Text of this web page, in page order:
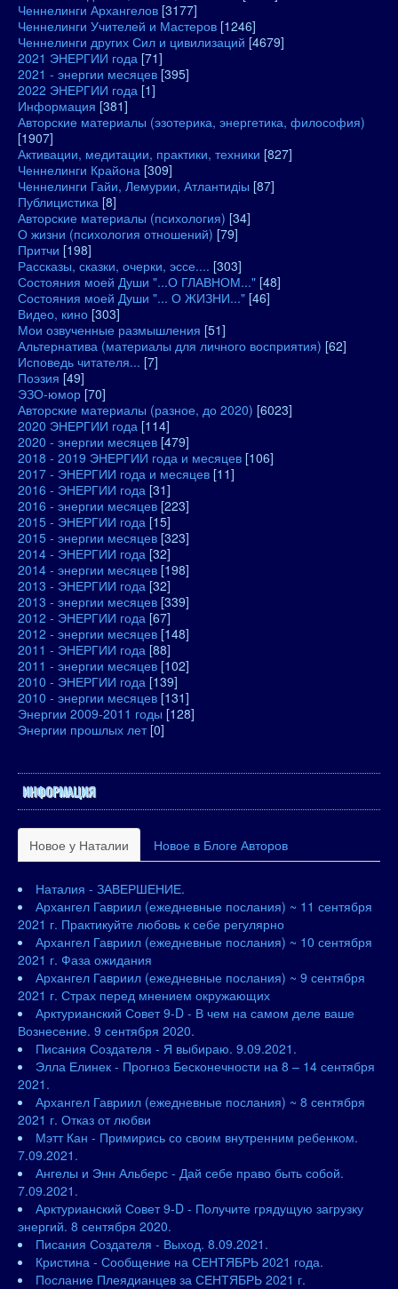
Ченнелинги Архангелов [3177]
Ченнелинги Учителей и Мастеров [1246]
Ченнелинги других Сил и цивилизаций [4679]
2021 ЭНЕРГИИ года [71]
2021 - энергии месяцев [395]
2022 ЭНЕРГИИ года [1]
Информация [381]
Авторские материалы (эзотерика, энергетика, философия)
[1907]
Активации, медитации, практики, техники [827]
Ченнелинги Крайона [309]
Ченнелинги Гайи, Лемурии, Атлантидіы [87]
Публицистика [8]
Авторские материалы (психология) [34]
О жизни (психология отношений) [79]
Притчи [198]
Рассказы, сказки, очерки, эссе.... [303]
Состояния моей Души "...О ГЛАВНОМ..." [48]
Состояния моей Души "... О ЖИЗНИ..." [46]
Видео, кино [303]
Мои озвученные размышления [51]
Альтернатива (материалы для личного восприятия) [62]
Исповедь читателя... [7]
Поэзия [49]
ЭЗО-юмор [70]
Авторские материалы (разное, до 2020) [6023]
2020 ЭНЕРГИИ года [114]
2020 - энергии месяцев [479]
2018 - 2019 ЭНЕРГИИ года и месяцев [106]
2017 - ЭНЕРГИИ года и месяцев [11]
2016 - ЭНЕРГИИ года [31]
2016 - энергии месяцев [223]
2015 - ЭНЕРГИИ года [15]
2015 - энергии месяцев [323]
2014 - ЭНЕРГИИ года [32]
2014 - энергии месяцев [198]
2013 - ЭНЕРГИИ года [32]
2013 - энергии месяцев [339]
2012 - ЭНЕРГИИ года [67]
2012 - энергии месяцев [148]
2011 - ЭНЕРГИИ года [88]
2011 - энергии месяцев [102]
2010 - ЭНЕРГИИ года [139]
2010 - энергии месяцев [131]
Энергии 2009-2011 годы [128]
Энергии прошлых лет [0]
ИНФОРМАЦИЯ
Новое у Наталии Новое в Блоге Авторов
Наталия - ЗАВЕРШЕНИЕ.
Архангел Гавриил (ежедневные послания) ~ 11 сентября
2021 г. Практикуйте любовь к себе регулярно
Архангел Гавриил (ежедневные послания) ~ 10 сентября
2021 г. Фаза ожидания
Архангел Гавриил (ежедневные послания) ~ 9 сентября
2021 г. Страх перед мнением окружающих
Арктурианский Совет 9-D - В чем на самом деле ваше
Вознесение. 9 сентября 2020.
Писания Создателя - Я выбираю. 9.09.2021.
Элла Елинек - Прогноз Бесконечности на 8 – 14 сентября
2021.
Архангел Гавриил (ежедневные послания) ~ 8 сентября
2021 г. Отказ от любви
Мэтт Кан - Примирись со своим внутренним ребенком.
7.09.2021.
Ангелы и Энн Альберс - Дай себе право быть собой.
7.09.2021.
Арктурианский Совет 9-D - Получите грядущую загрузку
энергий. 8 сентября 2020.
Писания Создателя - Выход. 8.09.2021.
Кристина - Сообщение на СЕНТЯБРЬ 2021 года.
Послание Плеядианцев за СЕНТЯБРЬ 2021 г.